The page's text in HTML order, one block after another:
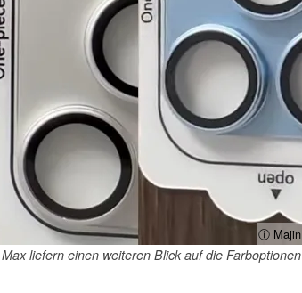
ⓘ
liefern einen weiteren Blick auf die Farboptionen